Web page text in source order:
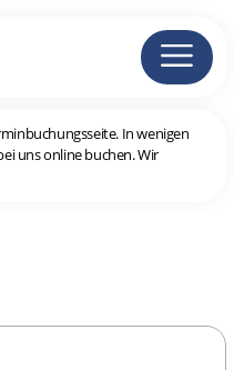
In wenigen
uns online buchen. Wir